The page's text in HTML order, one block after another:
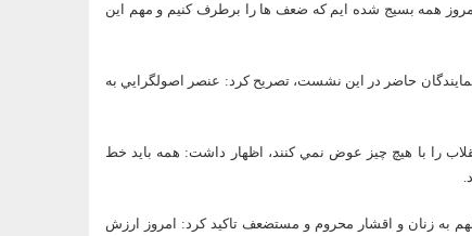
همه بسيج شده ايم كه ضعف ها را برطرف كنيم و مهم اين
حاضر در اين نشست، تصريح كرد: عنصر اصولگرايي به
را با هيچ چيز عوض نمي كنند، اظهار داشت: همه بايد خط
به زنان و اقشار محروم و مستضعف تاكيد كرد: امروز ارزش